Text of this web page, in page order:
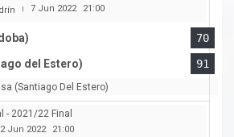
| 7 Jun 2022 21:00
70
del Estero)
91
(Santiago Del Estero)
- 2021/22 Final
2 Jun 2022 21:00